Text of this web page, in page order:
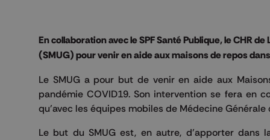
En collaboration avec le SPF Santé Publique, le CHR
(SMUG) pour venir en aide aux maisons de repos
Le SMUG a pour but de venir en aide aux
pandémie COVID19. Son intervention se fera en
qu’avec les équipes mobiles de Médecine
Le but du SMUG est, en autre, d’apporter dans